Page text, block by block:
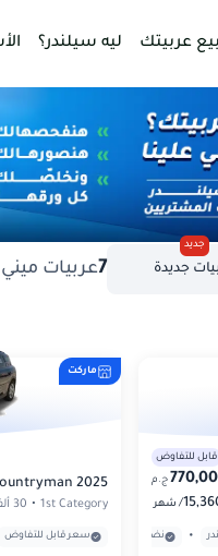
بيع عربيتك ليه سيلندر؟
جديدة
جديد
7عربيات ميني
قابل للتفاوض
ج.م
/ شهر
• نضمن قانونية ملكية العربية •
ماركت
2025
1st Category
• 30 ألف كم
سعر قابل للتفاوض